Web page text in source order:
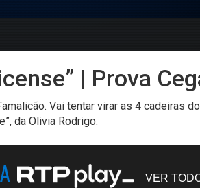
| Prova
Vai tentar virar as 4 cadeiras
da Olivia Rodrigo.
VER